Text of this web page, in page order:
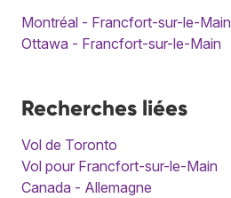
Montréal - Francfort-sur-le-Main
Ottawa - Francfort-sur-le-Main
Recherches liées
Vol de Toronto
Vol pour Francfort-sur-le-Main
Canada - Allemagne